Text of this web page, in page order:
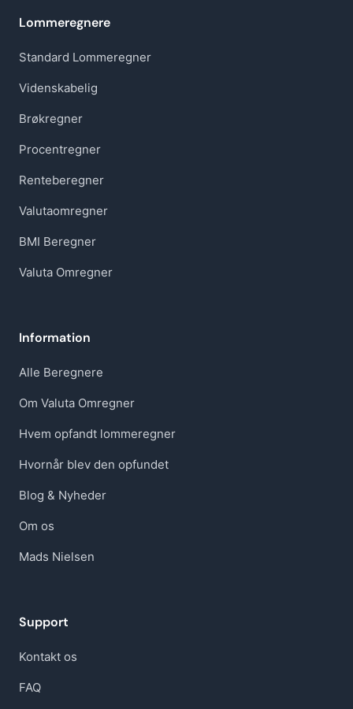
Lommeregnere
Standard Lommeregner
Videnskabelig
Brøkregner
Procentregner
Renteberegner
Valutaomregner
BMI Beregner
Valuta Omregner
Information
Alle Beregnere
Om Valuta Omregner
Hvem opfandt lommeregner
Hvornår blev den opfundet
Blog & Nyheder
Om os
Mads Nielsen
Support
Kontakt os
FAQ